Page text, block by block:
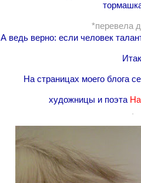
*перевела
А ведь верно: если человек
На страницах моего блога
художницы и поэта
.